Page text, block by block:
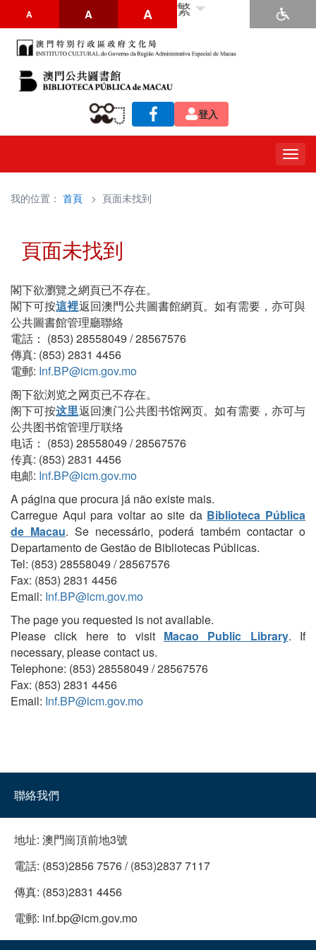
A A A 繁
登入
我的位置： 首頁 > 頁面未找到
頁面未找到
閣下欲瀏覽之網頁已不存在。
閣下可按這裡返回澳門公共圖書館網頁。如有需要，亦可與
公共圖書館管理廳聯絡
電話： (853) 28558049 / 28567576
傳真: (853) 2831 4456
電郵: Inf.BP@icm.gov.mo
阁下欲浏览之网页已不存在。
阁下可按这里返回澳门公共图书馆网页。如有需要，亦可与
公共图书馆管理厅联络
电话： (853) 28558049 / 28567576
传真: (853) 2831 4456
电邮: Inf.BP@icm.gov.mo
A página que procura já não existe mais.
Carregue Aqui para voltar ao site da Biblioteca Pública
de Macau. Se necessário, poderá também contactar o
Departamento de Gestão de Bibliotecas Públicas.
Tel: (853) 28558049 / 28567576
Fax: (853) 2831 4456
Email: Inf.BP@icm.gov.mo
The page you requested is not available.
Please click here to visit Macao Public Library. If
necessary, please contact us.
Telephone: (853) 28558049 / 28567576
Fax: (853) 2831 4456
Email: Inf.BP@icm.gov.mo
聯絡我們
地址: 澳門崗頂前地3號
電話: (853)2856 7576 / (853)2837 7117
傳真: (853)2831 4456
電郵: inf.bp@icm.gov.mo